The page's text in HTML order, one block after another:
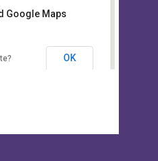
Alampur,
Google Maps